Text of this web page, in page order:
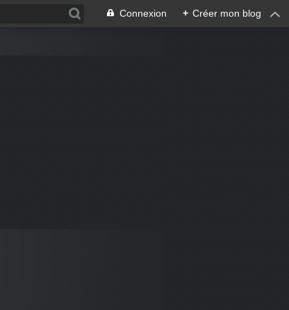
Connexion + Créer mon blog